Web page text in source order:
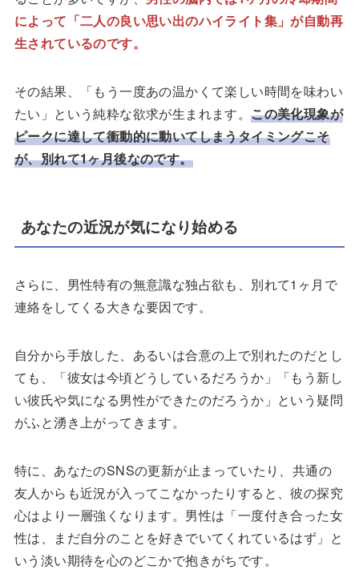
によって「二人の良い思い出のハイライト集」が自動再
生されているのです。
その結果、「もう一度あの温かくて楽しい時間を味わい
たい」という純粋な欲求が生まれます。この美化現象が
ピークに達して衝動的に動いてしまうタイミングこそ
が、別れて1ヶ月後なのです。
あなたの近況が気になり始める
さらに、男性特有の無意識な独占欲も、別れて1ヶ月で
連絡をしてくる大きな要因です。
自分から手放した、あるいは合意の上で別れたのだとし
ても、「彼女は今頃どうしているだろうか」「もう新し
い彼氏や気になる男性ができたのだろうか」という疑問
がふと湧き上がってきます。
特に、あなたのSNSの更新が止まっていたり、共通の
友人からも近況が入ってこなかったりすると、彼の探究
心はより一層強くなります。男性は「一度付き合った女
性は、まだ自分のことを好きでいてくれているはず」と
いう淡い期待を心のどこかで抱きがちです。